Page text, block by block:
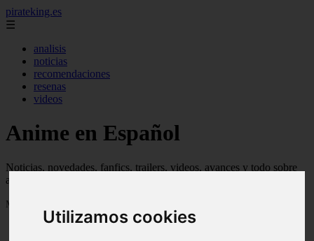
Utilizamos cookies
pirateking.es
☰
analisis
noticias
recomendaciones
resenas
videos
Anime en Español
Noticias, novedades, fanfics, trailers, videos, avances y todo sobre
anime en español
Mostrando 1 - 24 de 234 artículos